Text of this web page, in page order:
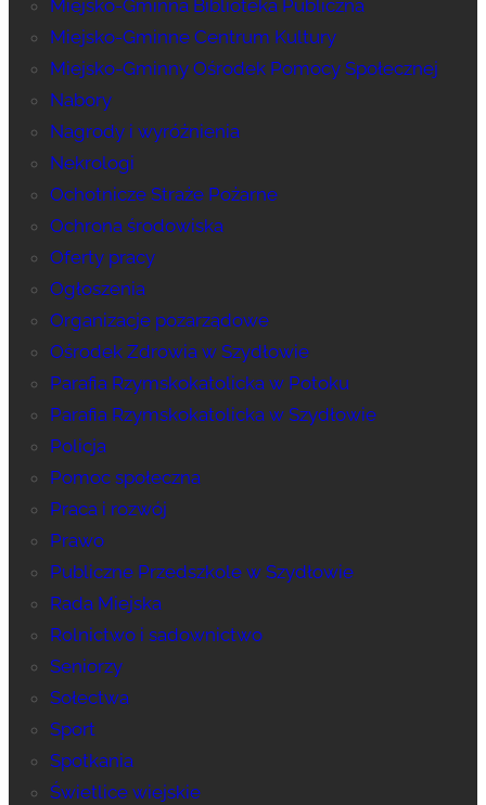
Miejsko-Gminna Biblioteka Publiczna
Miejsko-Gminne Centrum Kultury
Miejsko-Gminny Ośrodek Pomocy Społecznej
Nabory
Nagrody i wyróżnienia
Nekrologi
Ochotnicze Straże Pożarne
Ochrona środowiska
Oferty pracy
Ogłoszenia
Organizacje pozarządowe
Ośrodek Zdrowia w Szydłowie
Parafia Rzymskokatolicka w Potoku
Parafia Rzymskokatolicka w Szydłowie
Policja
Pomoc społeczna
Praca i rozwój
Prawo
Publiczne Przedszkole w Szydłowie
Rada Miejska
Rolnictwo i sadownictwo
Seniorzy
Sołectwa
Sport
Spotkania
Świetlice wiejskie